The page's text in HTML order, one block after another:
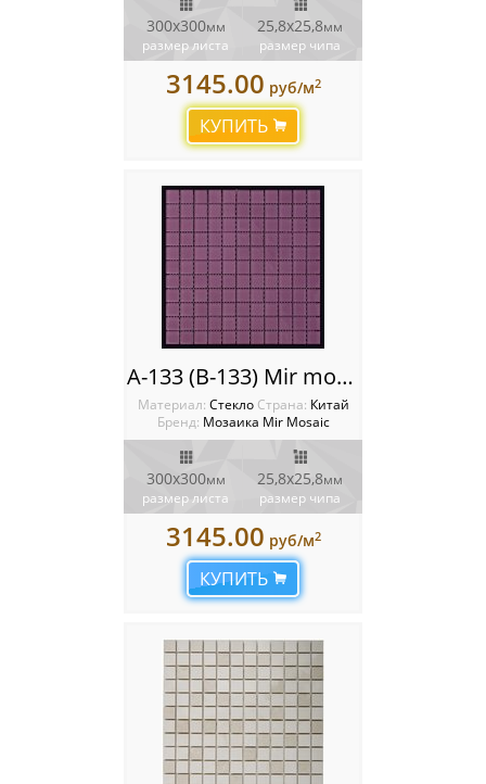
300x300мм
размер листа
25,8х25,8мм
размер чипа
3145.00 руб/м2
КУПИТЬ
A-133 (B-133) Mir mosaic
Материал: Стекло Cтрана: Китай
Бренд: Мозаика Mir Mosaic
300x300мм
размер листа
25,8х25,8мм
размер чипа
3145.00 руб/м2
КУПИТЬ